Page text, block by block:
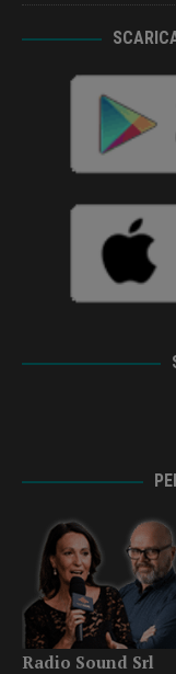
Radio Sound Srl